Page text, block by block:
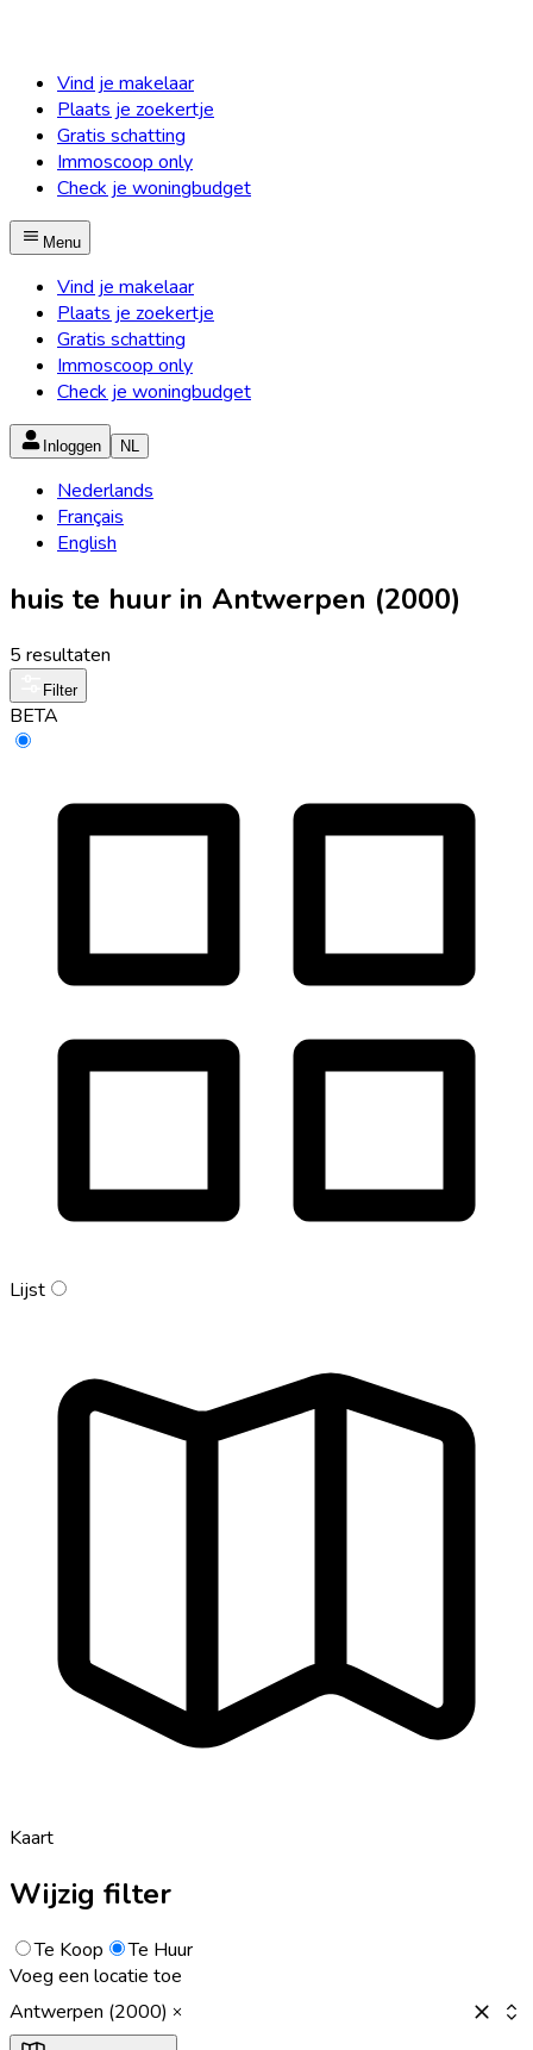
Vind je makelaar
Plaats je zoekertje
Gratis schatting
Immoscoop only
Check je woningbudget
Menu
Vind je makelaar
Plaats je zoekertje
Gratis schatting
Immoscoop only
Check je woningbudget
Inloggen NL
Nederlands
Français
English
huis te huur in Antwerpen (2000)
5 resultaten
Filter
BETA
Lijst
Kaart
Wijzig filter
Te Koop
Te Huur
Voeg een locatie toe
Antwerpen (2000)